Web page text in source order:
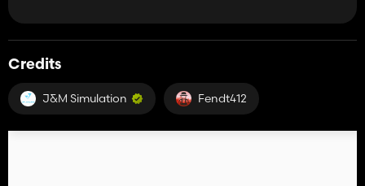
Credits
J&M Simulation Fendt412